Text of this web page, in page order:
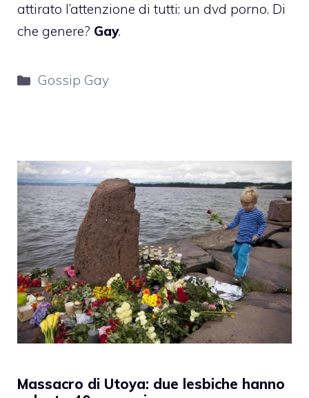
attirato l’attenzione di tutti: un dvd porno. Di
che genere? Gay.
Categorie
Gossip Gay
Massacro di Utoya: due lesbiche hanno